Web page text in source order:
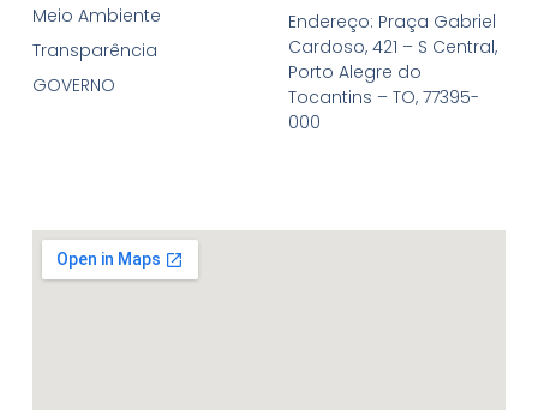
Meio Ambiente
Transparência
GOVERNO
Endereço: Praça Gabriel
Cardoso, 421 – S Central,
Porto Alegre do
Tocantins – TO, 77395-
000